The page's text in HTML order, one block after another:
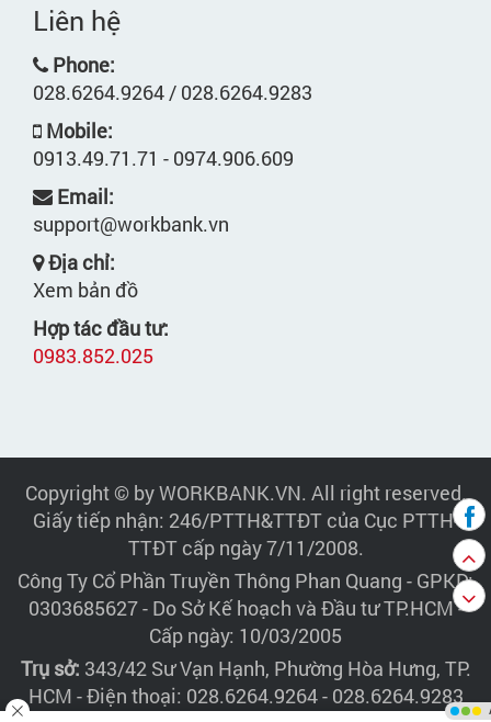
Liên hệ
Phone:
028.6264.9264 / 028.6264.9283
Mobile:
0913.49.71.71 - 0974.906.609
Email:
support@workbank.vn
Địa chỉ:
Xem bản đồ
Hợp tác đầu tư:
0983.852.025
Copyright © by WORKBANK.VN. All right reserved.
Giấy tiếp nhận: 246/PTTH&TTĐT của Cục PTTH-
TTĐT cấp ngày 7/11/2008.
Công Ty Cổ Phần Truyền Thông Phan Quang - GPKD:
0303685627 - Do Sở Kế hoạch và Đầu tư TP.HCM -
Cấp ngày: 10/03/2005
Trụ sở: 343/42 Sư Vạn Hạnh, Phường Hòa Hưng, TP.
HCM - Điện thoại: 028.6264.9264 - 028.6264.9283